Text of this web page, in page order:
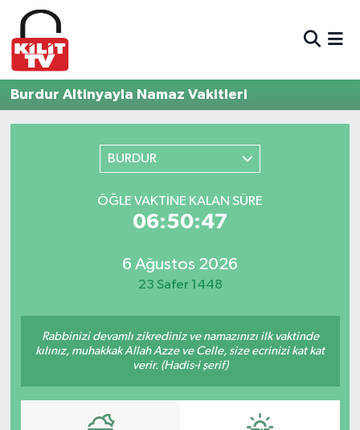
Burdur Altinyayla Namaz Vakitleri
BURDUR
ÖĞLE VAKTINE KALAN SÜRE
06:50:47
6 Ağustos 2026
23 Safer 1448
Rabbinizi devamlı zikrediniz ve namazınızı ilk vaktinde
kılınız, muhakkak Allah Azze ve Celle, size ecrinizi kat kat
verir. (Hadis-i şerif)
Hava Durumu
Trafik Durumu
Süper Lig Puan Durumu ve Fikstür
Son Dakika Haberleri